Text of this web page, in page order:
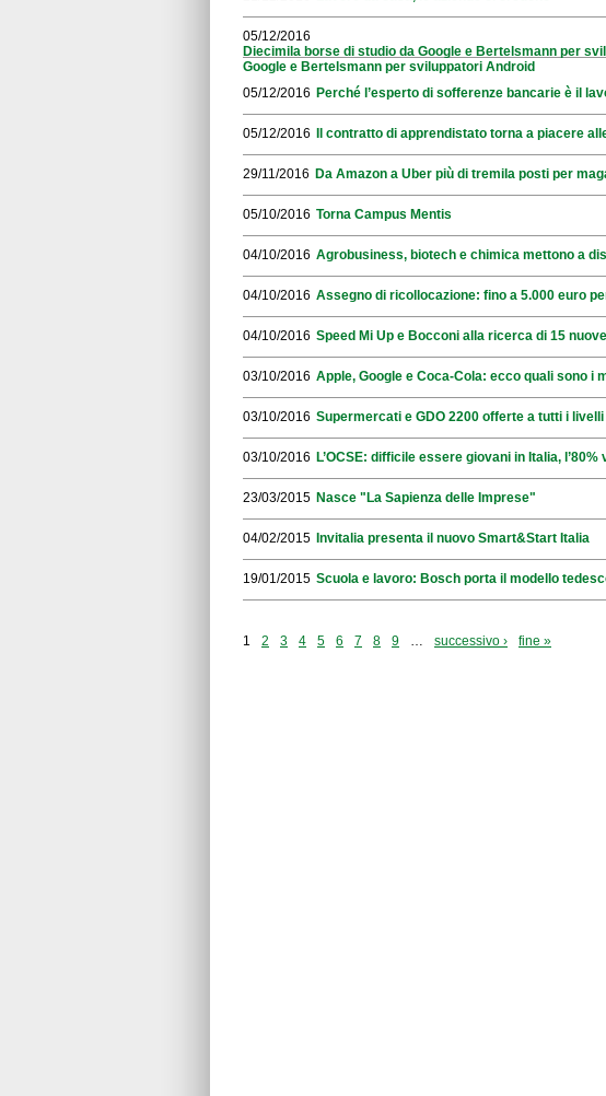
05/12/2016
Diecimila borse di studio da Google e Bertelsmann per
Google e Bertelsmann per sviluppatori Android
05/12/2016 Perché l’esperto di sofferenze bancarie è il
05/12/2016 Il contratto di apprendistato torna a piacere
29/11/2016 Da Amazon a Uber più di tremila posti per
05/10/2016 Torna Campus Mentis
04/10/2016 Agrobusiness, biotech e chimica mettono a
04/10/2016 Assegno di ricollocazione: fino a 5.000 euro
04/10/2016 Speed Mi Up e Bocconi alla ricerca di 15
03/10/2016 Apple, Google e Coca-Cola: ecco quali sono i
03/10/2016 Supermercati e GDO 2200 offerte a tutti i livelli
03/10/2016 L’OCSE: difficile essere giovani in Italia,
23/03/2015 Nasce "La Sapienza delle Imprese"
04/02/2015 Invitalia presenta il nuovo Smart&Start Italia
19/01/2015 Scuola e lavoro: Bosch porta il modello
1 2 3 4 5 6 7 8 9 … successivo › fine »